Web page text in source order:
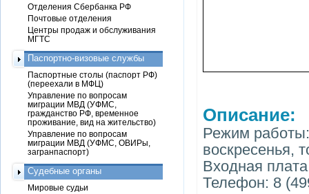
Описание:
Режим
воскресенья,
Входная
Телефон: 8
Отделения Сбербанка РФ
Почтовые отделения
Центры продаж и обслуживания
МГТС
Паспортно-визовые службы
Паспортные столы (паспорт РФ)
(переехали в МФЦ)
Управление по вопросам
миграции МВД (УФМС,
гражданство РФ, временное
проживание, вид на жительство)
Управление по вопросам
миграции МВД (УФМС, ОВИРы,
загранпаспорт)
Судебные органы
Мировые судьи